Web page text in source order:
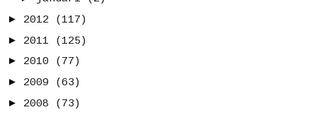
► 2012
(117)
► 2011
(125)
► 2010
(77)
► 2009
(63)
► 2008 (73)